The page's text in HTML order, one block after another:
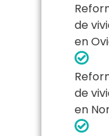
de
en
de
en